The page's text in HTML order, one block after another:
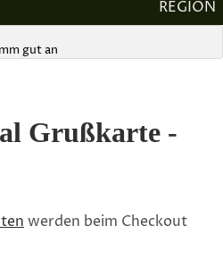
REGION
JORDAN
HNUNGE
gut an
Grußkarte -
werden beim Checkout